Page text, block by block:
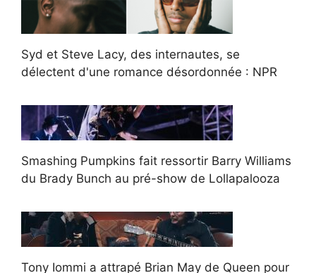
Syd et Steve Lacy, des internautes, se
délectent d'une romance désordonnée : NPR
Smashing Pumpkins fait ressortir Barry Williams
du Brady Bunch au pré-show de Lollapalooza
Tony Iommi a attrapé Brian May de Queen pour